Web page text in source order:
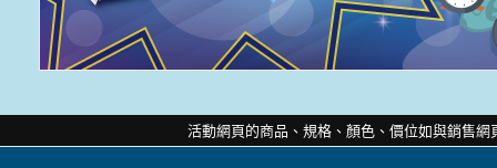
活動網頁的商品、規格、顏色、價位如與銷售